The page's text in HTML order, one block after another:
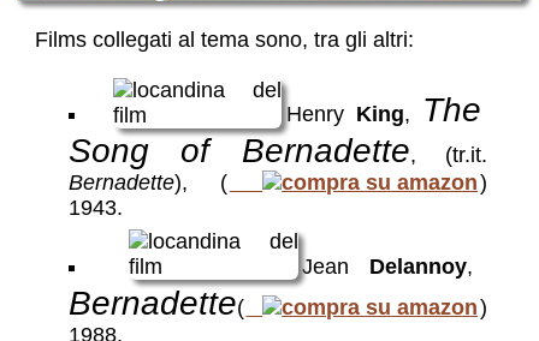
Films collegati al tema sono, tra gli altri:
Henry King,
The
Song of Bernadette, (tr.it.
Bernadette), (
)
1943.
Jean Delannoy,
Bernadette(
)
1988.